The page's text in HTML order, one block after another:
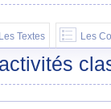
Les Textes Les